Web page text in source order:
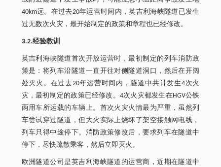
40km远。在过去20年运营时间内，英吉利海峡隧道已发生
过无数次火灾，最开始制定的政策和章程也已经修改。
3.2.经验教训
英吉利海峡隧道首次开放运营时，最初制定的列车消防政
策是：将列车沿隧道一直开往对侧隧道洞口，然后在开阔
处灭火。在过去20年运营时间内，隧道中共计发生4次火
灾，最初制定的政策已经修改。4次火灾都发生在HGV公铁
两用车所运载的车辆上。首次火灾火情最为严重，虽然列
车尝试穿过隧道，但大火实际上烧坏了架空接触网电线，
列车只得中途停下。消防政策修改后，要求列车在隧道中
停下，尽快疏散乘客，然后立即灭火。
欧洲隧道公司是英吉利海峡隧道的运营商，近期在隧道中